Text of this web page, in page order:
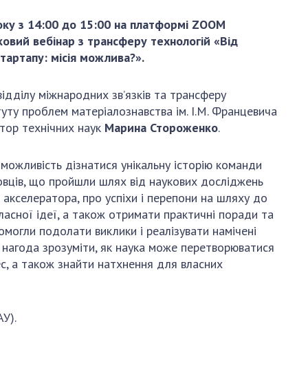
установах
що становлять
України
установ
досліджень
в НАН України
кадрів
ДОКУМЕНТИ
Нормативні акти
Державний
бюджет НАН
України
НАН України
Бланки документів
НОВИНИ
ЗАСІДАННЯ
ПРЕЗИДІЇ НАН
УКРАЇНИ
з 14:00 до 15:00 на платформі ZOOM
вебінар з трансферу технологій «Від
місія можлива?».
міжнародних зв’язків та трансферу
проблем матеріалознавства ім. І.М. Францевича
технічних наук Марина Стороженко.
дізнатися унікальну історію команди
що пройшли шлях від наукових досліджень
про успіхи і перепони на шляху до
ідеї, а також отримати практичні поради та
подолати виклики і реалізувати намічені
зрозуміти, як наука може перетворюватися
а також знайти натхнення для власних